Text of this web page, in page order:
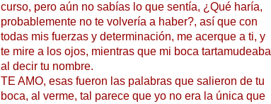
curso, pero aún no sabías lo que sentía, ¿Qué haría,
probablemente no te volvería a haber?, así que con
todas mis fuerzas y determinación, me acerque a ti, y
te mire a los ojos, mientras que mi boca tartamudeaba
al decir tu nombre.
TE AMO, esas fueron las palabras que salieron de tu
boca, al verme, tal parece que yo no era la única que